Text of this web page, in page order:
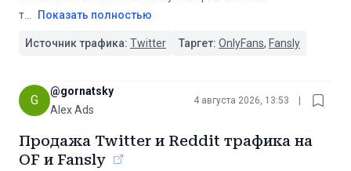
т
Показать полностью
Источник трафика: Twitter Таргет: OnlyFans, Fansly
G
@gornatsky
Alex Ads
4 августа 2026, 13:53
Продажа Twitter и Reddit трафика на
OF и Fansly